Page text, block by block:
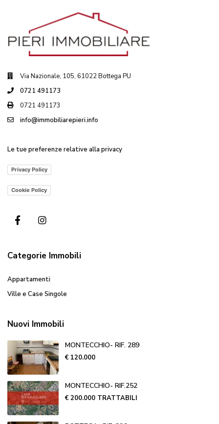
Via Nazionale, 105, 61022 Bottega PU
0721 491173
0721 491173
info@immobiliarepieri.info
Le tue preferenze relative alla privacy
Privacy Policy
Cookie Policy
Categorie Immobili
Appartamenti
Ville e Case Singole
Nuovi Immobili
MONTECCHIO- RIF. 289
€ 120.000
MONTECCHIO- RIF.252
€ 200.000 TRATTABILI